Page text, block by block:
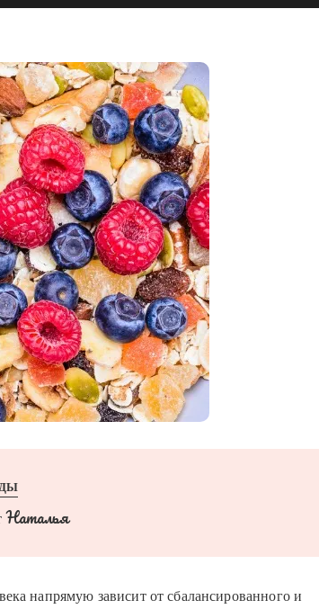
Наталья
напрямую зависит от сбалансированного и